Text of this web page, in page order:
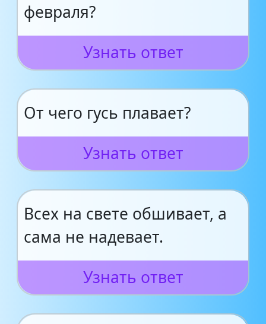
февраля?
Узнать ответ
От чего гусь плавает?
Узнать ответ
Всех на свете обшивает, а
сама не надевает.
Узнать ответ